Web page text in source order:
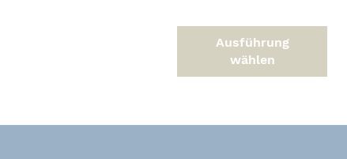
Ausführung
wählen
gewählt